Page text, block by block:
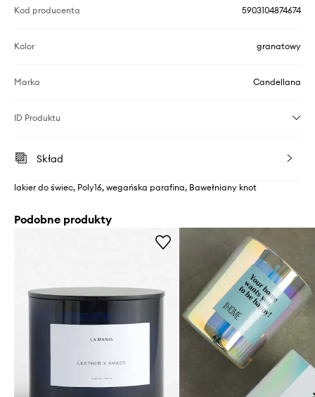
Kod producenta 5903104874674
Kolor granatowy
Marka Candellana
ID Produktu
Skład
lakier do świec, Poly16, wegańska parafina, Bawełniany knot
Podobne produkty